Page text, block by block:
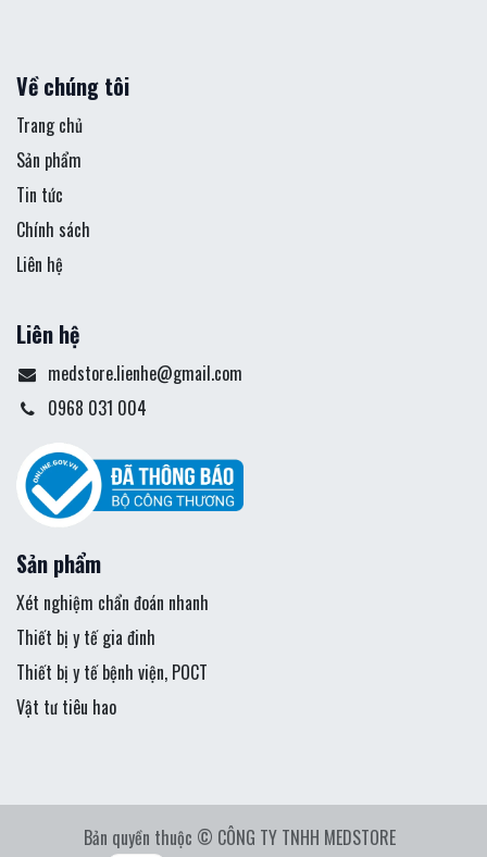
Về chúng tôi
Trang chủ
Sản phẩm
Tin tức
Chính sách
Liên hệ
Liên hệ
medstore.lienhe@gmail.com
0968 031 004
Sản phẩm
Xét nghiệm chẩn đoán nhanh
Thiết bị y tế gia đinh
Thiết bị y tế bệnh viện, POCT
Vật tư tiêu hao
Bản quyền thuộc © CÔNG TY TNHH MEDSTORE